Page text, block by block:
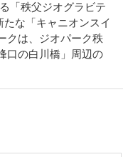
「秩父ジオグラビテ
たな「キャニオンスイ
クは、ジオパーク秩
口の白川橋」周辺の